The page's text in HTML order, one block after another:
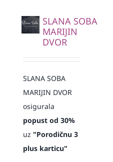
SLANA SOBA
MARIJIN
DVOR
SLANA SOBA
MARIJIN DVOR
osigurala
popust od 30%
uz "Porodičnu 3
plus karticu"